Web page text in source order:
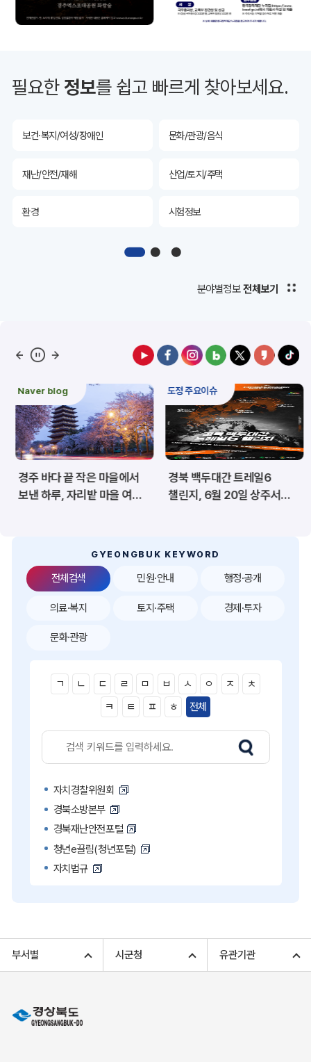
필요한정보를 쉽고 빠르게 찾아보세요.
투자유치 공공데이터&통계
산림 해양/수산
보건·복지/여성/장애인 문화/관광/음식
재난/안전/재해 산업/토지/주택
환경 시험정보
디지털아카이브
공공데이터&통계
산림 해양/수산
보건·복지/여성/장애인 문화/관광/음식
재난/안전/재해 산업/토지/주택
환경 시험정보
공공데이터&통계
분야별정보 전체보기
Naver blog
경주 바다 끝 작은 마을에서
보낸 하루, 자리밭 마을 여름
도정 주요이슈
경북 백두대간 트레일6
챌린지, 6월 20일 상주서
GYEONGBUK KEYWORD
전체검색
ㄱ ㄴ ㄷ ㄹ ㅁ ㅂ ㅅ ㅇ ㅈ
ㅊ
ㅋ
ㅌ ㅍ ㅎ 전체
자치경찰위원회
경북소방본부
경북재난안전포털
청년e끌림(청년포털)
자치법규
고향사랑기부 아너스 클럽
민원상담
민원안내
민원·안내 행정·공개
의료·복지 토지·주택 경제·투자
문화·관광
부서별 시군청 유관기관